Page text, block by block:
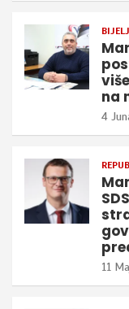
na
4
11